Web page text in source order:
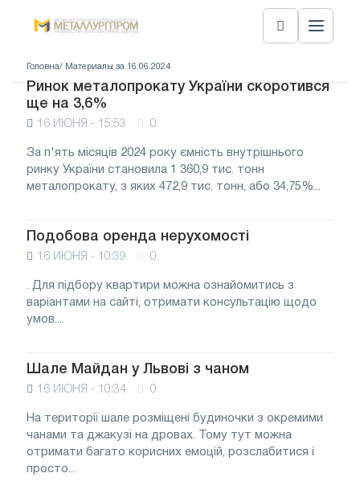
Головна/ Материалы за 16.06.2024
Ринок металопрокату України скоротився
ще на 3,6%
16 ИЮНЯ - 15:53 0
За п'ять місяців 2024 року ємність внутрішнього
ринку України становила 1 360,9 тис. тонн
металопрокату, з яких 472,9 тис. тонн, або 34,75%...
Подобова оренда нерухомості
16 ИЮНЯ - 10:39 0
. Для підбору квартири можна ознайомитись з
варіантами на сайті, отримати консультацію щодо
умов....
Шале Майдан у Львові з чаном
16 ИЮНЯ - 10:34 0
На території шале розміщені будиночки з окремими
чанами та джакузі на дровах. Тому тут можна
отримати багато корисних емоцій, розслабитися і
просто...